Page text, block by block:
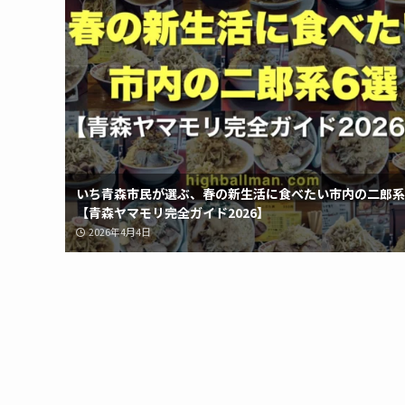
いち青森市民が選ぶ、春の新生活に食べたい市内の二郎
【青森ヤマモリ完全ガイド2026】
2026年4月4日